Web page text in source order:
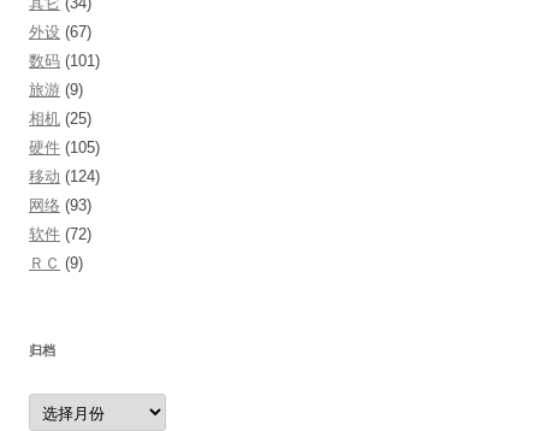
外设 (67)
数码 (101)
旅游 (9)
相机 (25)
硬件 (105)
移动 (124)
网络 (93)
软件 (72)
ＲＣ (9)
归档
归
档